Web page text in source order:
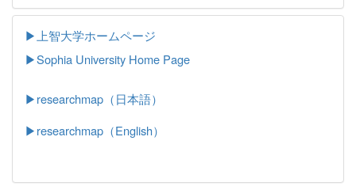
▶上智大学ホームページ
▶Sophia University Home Page
▶researchmap（日本語）
▶researchmap（English）